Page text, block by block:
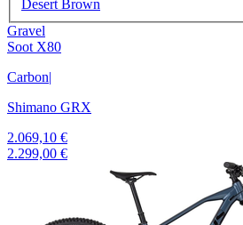
Desert Brown
Gravel
Soot X80
Carbon|
Shimano GRX
2.069,10 €
2.299,00 €